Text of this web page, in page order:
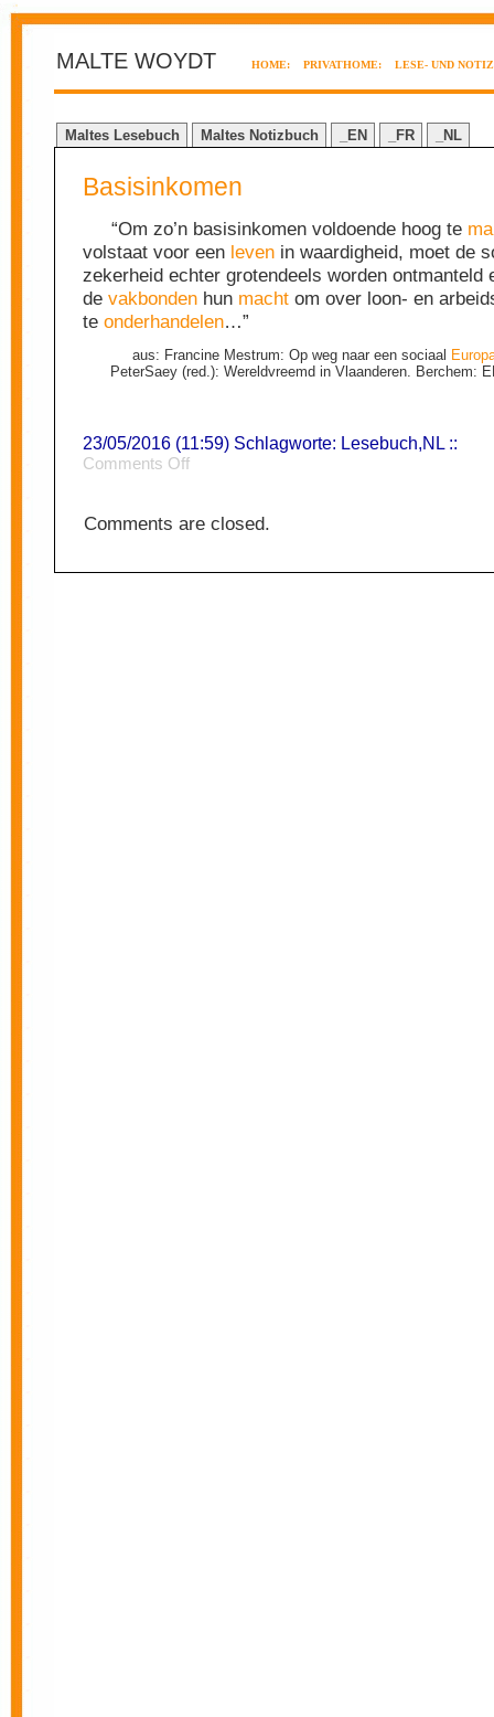
MALTE WOYDT HOME: PRIVATHOME: LESE- UND
Maltes Lesebuch Maltes Notizbuch _EN _FR _NL
Basisinkomen
“Om zo’n basisinkomen voldoende hoog te
volstaat voor een leven in waardigheid, moet de
zekerheid echter grotendeels worden ontmanteld
de vakbonden hun macht om over loon- en
te onderhandelen…”
aus: Francine Mestrum: Op weg naar een sociaal
PeterSaey (red.): Wereldvreemd in Vlaanderen. Berchem:
23/05/2016 (11:59) Schlagworte: Lesebuch,NL ::
Comments Offon
Comments are closed.